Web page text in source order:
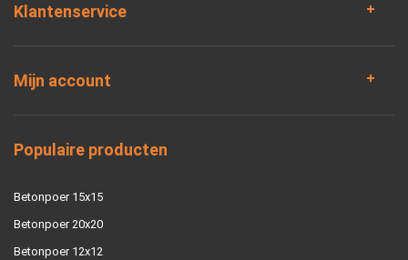
Klantenservice
Mijn account
Populaire producten
Betonpoer 15x15
Betonpoer 20x20
Betonpoer 12x12